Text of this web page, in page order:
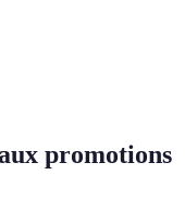
promotions